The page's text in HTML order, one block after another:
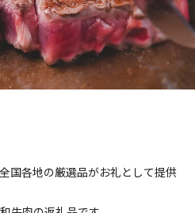
国各地の厳選品がお礼として提供